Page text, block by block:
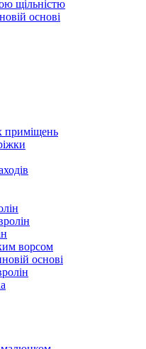
щільністю
основі
приміщень
ворсом
основі